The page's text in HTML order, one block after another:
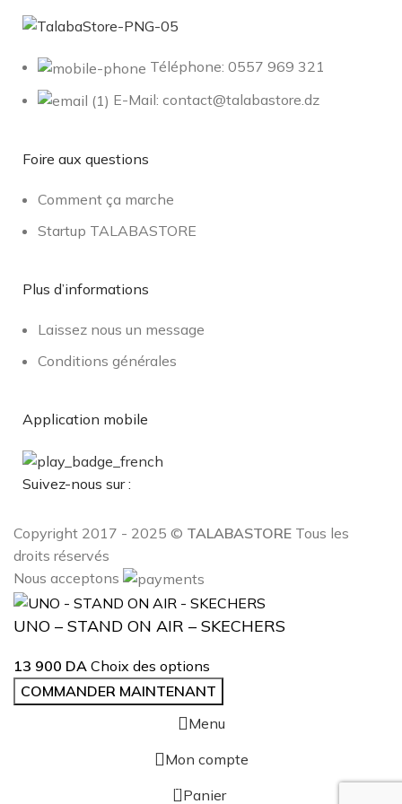
Téléphone: 0557 969 321
E-Mail: contact@talabastore.dz
Foire aux questions
Comment ça marche
Startup TALABASTORE
Plus d’informations
Laissez nous un message
Conditions générales
Application mobile
Suivez-nous sur :
Copyright 2017 - 2025 © TALABASTORE Tous les
droits réservés
Nous acceptons
UNO – STAND ON AIR – SKECHERS
13 900 DA Choix des options
COMMANDER MAINTENANT
Menu
Mon compte
0 Panier